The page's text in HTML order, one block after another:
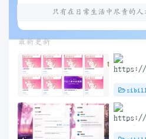
只有在日常生活中尽责的
最新更新
式[优化
zibill